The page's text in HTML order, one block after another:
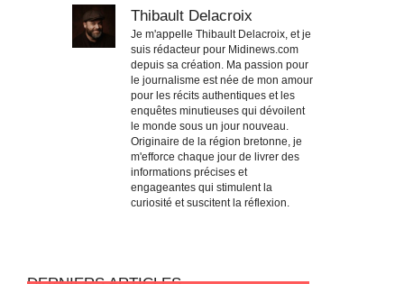
Thibault Delacroix
Je m'appelle Thibault Delacroix, et je
suis rédacteur pour Midinews.com
depuis sa création. Ma passion pour
le journalisme est née de mon amour
pour les récits authentiques et les
enquêtes minutieuses qui dévoilent
le monde sous un jour nouveau.
Originaire de la région bretonne, je
m'efforce chaque jour de livrer des
informations précises et
engageantes qui stimulent la
curiosité et suscitent la réflexion.